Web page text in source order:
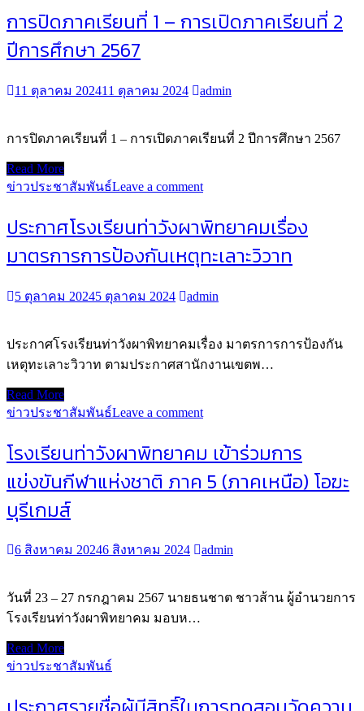
การปิดภาคเรียนที่ 1 – การเปิดภาคเรียนที่ 2
ปีการศึกษา 2567
11 ตุลาคม 202411 ตุลาคม 2024 admin
การปิดภาคเรียนที่ 1 – การเปิดภาคเรียนที่ 2 ปีการศึกษา 2567
Read More
ข่าวประชาสัมพันธ์Leave a comment
ประกาศโรงเรียนท่าวังผาพิทยาคมเรื่อง
มาตรการการป้องกันเหตุทะเลาะวิวาท
5 ตุลาคม 20245 ตุลาคม 2024 admin
ประกาศโรงเรียนท่าวังผาพิทยาคมเรื่อง มาตรการการป้องกัน
เหตุทะเลาะวิวาท ตามประกาศสานักงานเขตพ…
Read More
ข่าวประชาสัมพันธ์Leave a comment
โรงเรียนท่าวังผาพิทยาคม เข้าร่วมการ
แข่งขันกีฬาแห่งชาติ ภาค 5 (ภาคเหนือ) โอฆะ
บุรีเกมส์
6 สิงหาคม 20246 สิงหาคม 2024 admin
วันที่ 23 – 27 กรกฎาคม 2567 นายธนชาต ชาวส้าน ผู้อำนวยการ
โรงเรียนท่าวังผาพิทยาคม มอบห…
Read More
ข่าวประชาสัมพันธ์